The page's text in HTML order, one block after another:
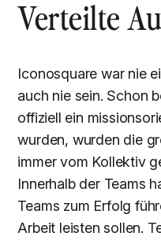
Verteilte
Iconosquare war nie
auch nie sein. Schon
offiziell ein
wurden, wurden die
immer vom Kollektiv
Innerhalb der Teams
Teams zum Erfolg
Arbeit leisten sollen.